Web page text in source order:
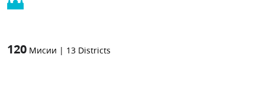
120 Мисии | 13 Districts